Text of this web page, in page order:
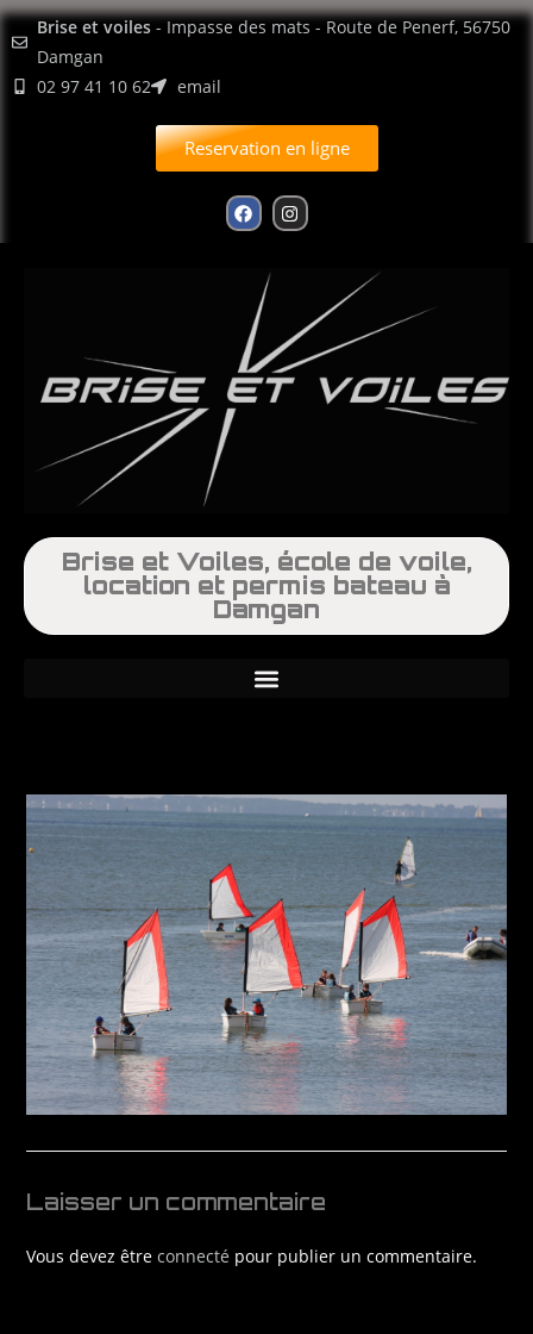
principal
Brise et voiles - Impasse des mats - Route de Penerf, 56750
Damgan
02 97 41 10 62
email
Reservation en ligne
Brise et Voiles, école de voile,
location et permis bateau à
Damgan
Laisser un commentaire
Vous devez êtreconnecté pour publier un commentaire.